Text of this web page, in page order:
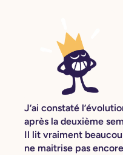
J’ai constaté
après la deuxième
Il lit vraiment
ne maitrise pas